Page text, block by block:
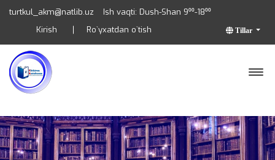
turtkul_akm@natlib.uz Ish vaqti: Dush-Shan 9⁰⁰-18⁰⁰
Tillar
Kirish Ro`yxatdan o`tish